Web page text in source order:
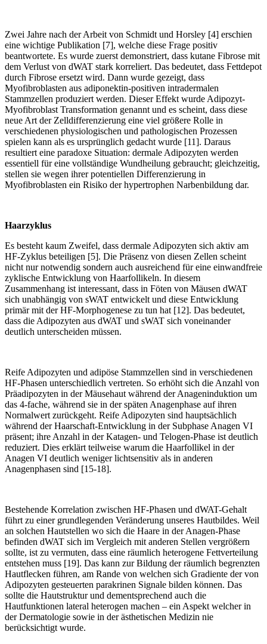
Zwei Jahre nach der Arbeit von Schmidt und Horsley [4] erschien
eine wichtige Publikation [7], welche diese Frage positiv
beantwortete. Es wurde zuerst demonstriert, dass kutane Fibrose mit
dem Verlust von dWAT stark korreliert. Das bedeutet, dass Fettdepot
durch Fibrose ersetzt wird. Dann wurde gezeigt, dass
Myofibroblasten aus adiponektin-positiven intradermalen
Stammzellen produziert werden. Dieser Effekt wurde Adipozyt-
Myofibroblast Transformation genannt und es scheint, dass diese
neue Art der Zelldifferenzierung eine viel größere Rolle in
verschiedenen physiologischen und pathologischen Prozessen
spielen kann als es ursprünglich gedacht wurde [11]. Daraus
resultiert eine paradoxe Situation: dermale Adipozyten werden
essentiell für eine vollständige Wundheilung gebraucht; gleichzeitig,
stellen sie wegen ihrer potentiellen Differenzierung in
Myofibroblasten ein Risiko der hypertrophen Narbenbildung dar.
Haarzyklus
Es besteht kaum Zweifel, dass dermale Adipozyten sich aktiv am
HF-Zyklus beteiligen [5]. Die Präsenz von diesen Zellen scheint
nicht nur notwendig sondern auch ausreichend für eine einwandfreie
zyklische Entwicklung von Haarfollikeln. In diesem
Zusammenhang ist interessant, dass in Föten von Mäusen dWAT
sich unabhängig von sWAT entwickelt und diese Entwicklung
primär mit der HF-Morphogenese zu tun hat [12]. Das bedeutet,
dass die Adipozyten aus dWAT und sWAT sich voneinander
deutlich unterscheiden müssen.
Reife Adipozyten und adipöse Stammzellen sind in verschiedenen
HF-Phasen unterschiedlich vertreten. So erhöht sich die Anzahl von
Präadipozyten in der Mäusehaut während der Anageninduktion um
das 4-fache, während sie in der späten Anagenphase auf ihren
Normalwert zurückgeht. Reife Adipozyten sind hauptsächlich
während der Haarschaft-Entwicklung in der Subphase Anagen VI
präsent; ihre Anzahl in der Katagen- und Telogen-Phase ist deutlich
reduziert. Dies erklärt teilweise warum die Haarfollikel in der
Anagen VI deutlich weniger lichtsensitiv als in anderen
Anagenphasen sind [15-18].
Bestehende Korrelation zwischen HF-Phasen und dWAT-Gehalt
führt zu einer grundlegenden Veränderung unseres Hautbildes. Weil
an solchen Hautstellen wo sich die Haare in der Anagen-Phase
befinden dWAT sich im Vergleich mit anderen Stellen vergrößern
sollte, ist zu vermuten, dass eine räumlich heterogene Fettverteilung
entstehen muss [19]. Das kann zur Bildung der räumlich begrenzten
Hautflecken führen, am Rande von welchen sich Gradiente der von
Adipozyten gesteuerten parakrinen Signale bilden können. Das
sollte die Hautstruktur und dementsprechend auch die
Hautfunktionen lateral heterogen machen – ein Aspekt welcher in
der Dermatologie sowie in der ästhetischen Medizin nie
berücksichtigt wurde.